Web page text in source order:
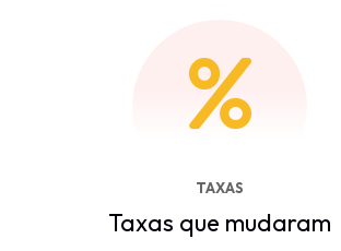
TAXAS
Taxas que mudaram